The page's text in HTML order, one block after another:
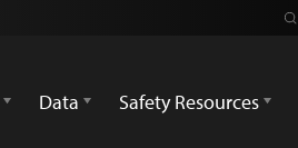
Data Safety Resources